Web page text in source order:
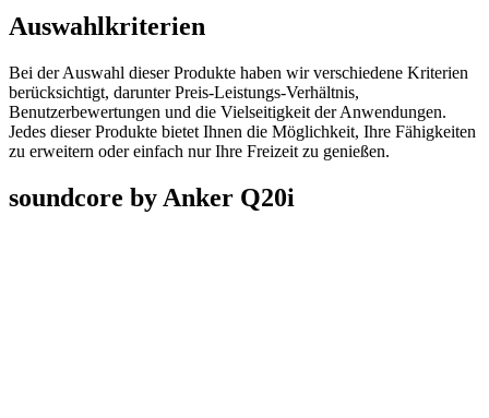
Auswahlkriterien
Bei der Auswahl dieser Produkte haben wir verschiedene Kriterien
berücksichtigt, darunter Preis-Leistungs-Verhältnis,
Benutzerbewertungen und die Vielseitigkeit der Anwendungen.
Jedes dieser Produkte bietet Ihnen die Möglichkeit, Ihre Fähigkeiten
zu erweitern oder einfach nur Ihre Freizeit zu genießen.
soundcore by Anker Q20i